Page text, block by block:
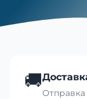
🚚
Отправка